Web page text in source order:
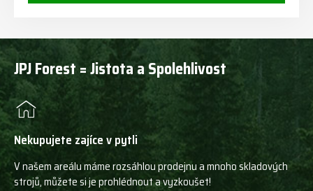
JPJ Forest = Jistota a Spolehlivost
Nekupujete zajíce v pytli
V našem areálu máme rozsáhlou prodejnu a mnoho skladových
strojů, můžete si je prohlédnout a vyzkoušet!